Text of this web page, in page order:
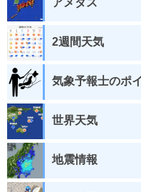
アメダス
2週間天気
気象予報士のポ
世界天気
地震情報